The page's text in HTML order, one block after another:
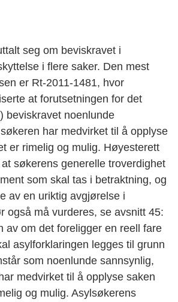
seg om beviskravet i
i flere saker. Den mest
er Rt-2011-1481, hvor
at forutsetningen for det
beviskravet noenlunde
har medvirket til å opplyse
er rimelig og mulig. Høyesterett
søkerens generelle troverdighet
som skal tas i betraktning, og
av en uriktig avgjørelse i
også må vurderes, se avsnitt 45:
av om det foreligger en reell fare
asylforklaringen legges til grunn
som noenlunde sannsynlig,
medvirket til å opplyse saken
og mulig. Asylsøkerens